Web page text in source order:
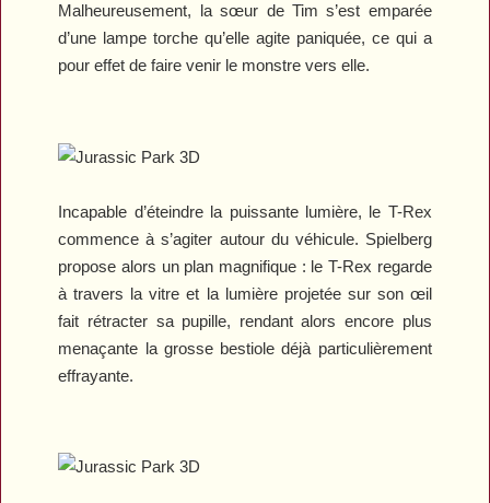
Malheureusement, la sœur de Tim s’est emparée
d’une lampe torche qu’elle agite paniquée, ce qui a
pour effet de faire venir le monstre vers elle.
Incapable d’éteindre la puissante lumière, le T-Rex
commence à s’agiter autour du véhicule. Spielberg
propose alors un plan magnifique : le T-Rex regarde
à travers la vitre et la lumière projetée sur son œil
fait rétracter sa pupille, rendant alors encore plus
menaçante la grosse bestiole déjà particulièrement
effrayante.